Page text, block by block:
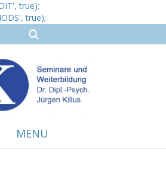
true);
true);
MENU